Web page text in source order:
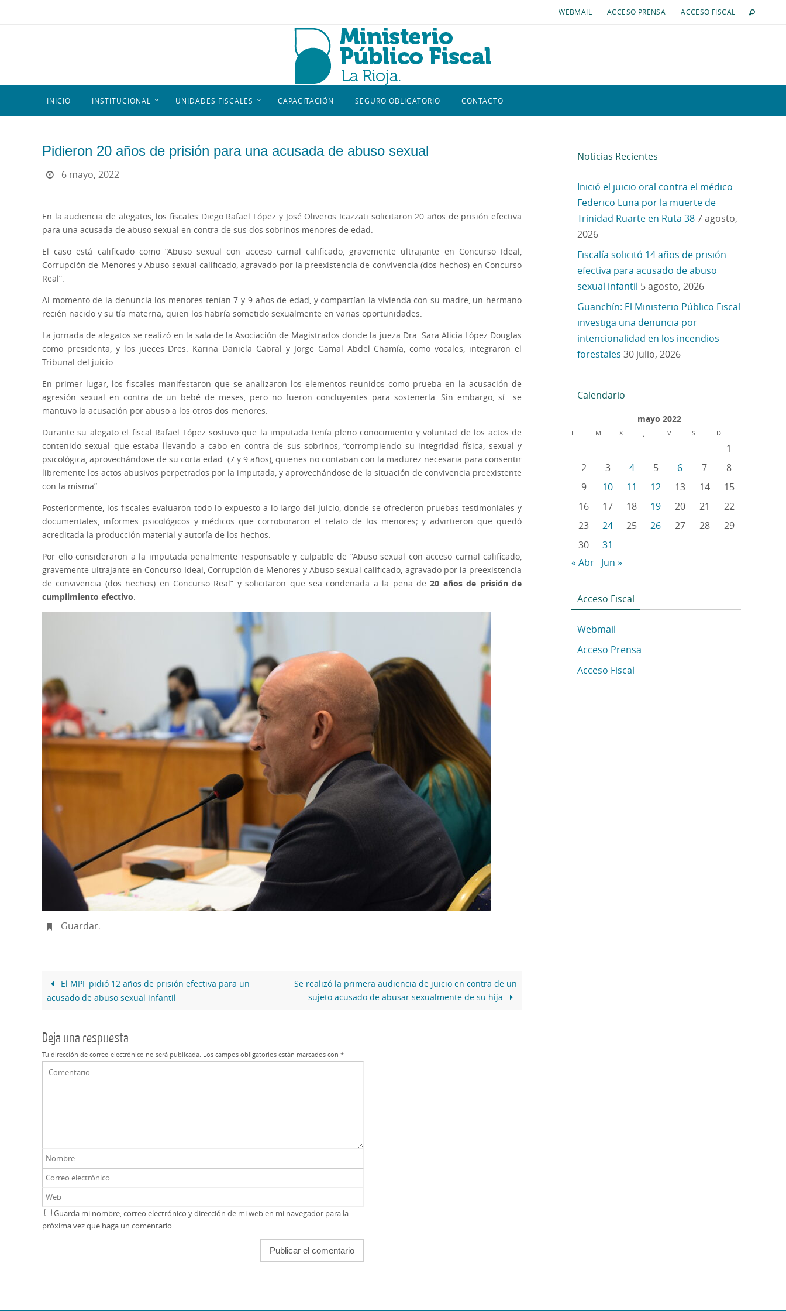
WEBMAIL ACCESO PRENSA ACCESO FISCAL
INICIO INSTITUCIONAL UNIDADES FISCALES CAPACITACIÓN SEGURO OBLIGATORIO CONTACTO
Pidieron 20 años de prisión para una acusada de abuso sexual
6 mayo, 2022
En la audiencia de alegatos, los fiscales Diego Rafael López y José Oliveros Icazzati solicitaron 20 años de prisión efectiva
para una acusada de abuso sexual en contra de sus dos sobrinos menores de edad.
El caso está calificado como “Abuso sexual con acceso carnal calificado, gravemente ultrajante en Concurso Ideal,
Corrupción de Menores y Abuso sexual calificado, agravado por la preexistencia de convivencia (dos hechos) en Concurso
Real”.
Al momento de la denuncia los menores tenían 7 y 9 años de edad, y compartían la vivienda con su madre, un hermano
recién nacido y su tía materna; quien los habría sometido sexualmente en varias oportunidades.
La jornada de alegatos se realizó en la sala de la Asociación de Magistrados donde la jueza Dra. Sara Alicia López Douglas
como presidenta, y los jueces Dres. Karina Daniela Cabral y Jorge Gamal Abdel Chamía, como vocales, integraron el
Tribunal del juicio.
En primer lugar, los fiscales manifestaron que se analizaron los elementos reunidos como prueba en la acusación de
agresión sexual en contra de un bebé de meses, pero no fueron concluyentes para sostenerla. Sin embargo, sí se
mantuvo la acusación por abuso a los otros dos menores.
Durante su alegato el fiscal Rafael López sostuvo que la imputada tenía pleno conocimiento y voluntad de los actos de
contenido sexual que estaba llevando a cabo en contra de sus sobrinos, “corrompiendo su integridad física, sexual y
psicológica, aprovechándose de su corta edad (7 y 9 años), quienes no contaban con la madurez necesaria para consentir
libremente los actos abusivos perpetrados por la imputada, y aprovechándose de la situación de convivencia preexistente
con la misma”.
Posteriormente, los fiscales evaluaron todo lo expuesto a lo largo del juicio, donde se ofrecieron pruebas testimoniales y
documentales, informes psicológicos y médicos que corroboraron el relato de los menores; y advirtieron que quedó
acreditada la producción material y autoría de los hechos.
Por ello consideraron a la imputada penalmente responsable y culpable de “Abuso sexual con acceso carnal calificado,
gravemente ultrajante en Concurso Ideal, Corrupción de Menores y Abuso sexual calificado, agravado por la preexistencia
de convivencia (dos hechos) en Concurso Real” y solicitaron que sea condenada a la pena de20 años de prisión de
cumplimiento efectivo.
Guardar.
El MPF pidió 12 años de prisión efectiva para un
acusado de abuso sexual infantil
Se realizó la primera audiencia de juicio en contra de un
sujeto acusado de abusar sexualmente de su hija
Deja una respuesta
Tu dirección de correo electrónico no será publicada. Los campos obligatorios están marcados con *
Guarda mi nombre, correo electrónico y dirección de mi web en mi navegador para la
próxima vez que haga un comentario.
Noticias Recientes
Inició el juicio oral contra el médico
Federico Luna por la muerte de
Trinidad Ruarte en Ruta 387 agosto,
2026
Fiscalía solicitó 14 años de prisión
efectiva para acusado de abuso
sexual infantil 5 agosto, 2026
Guanchín: El Ministerio Público Fiscal
investiga una denuncia por
intencionalidad en los incendios
forestales 30 julio, 2026
Calendario
mayo 2022
L M X J V S D
1
2
3 4 5 6 7
8
9
10 11 12 13 14
15
16
17 18 19 20 21
22
23
24 25 26 27 28
29
30
31
« Abr Jun »
Acceso Fiscal
Webmail
Acceso Prensa
Acceso Fiscal